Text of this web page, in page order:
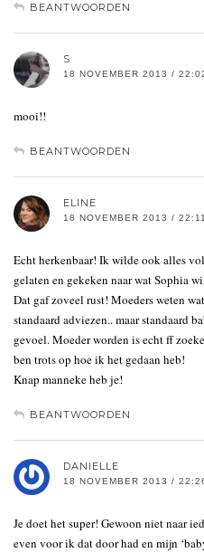
BEANTWOORDEN
S
18 NOVEMBER 2013 /
mooi!!
BEANTWOORDEN
ELINE
18 NOVEMBER 2013 / 22:11
Echt herkenbaar! Ik wilde ook alles
gelaten en gekeken naar wat Sophia
Dat gaf zoveel rust! Moeders weten
standaard adviezen.. maar standaard
gevoel. Moeder worden is echt ff
ben trots op hoe ik het gedaan heb!
Knap manneke heb je!
BEANTWOORDEN
DANIELLE
18 NOVEMBER 2013 /
Je doet het super! Gewoon niet naar
even voor ik dat door had en mijn